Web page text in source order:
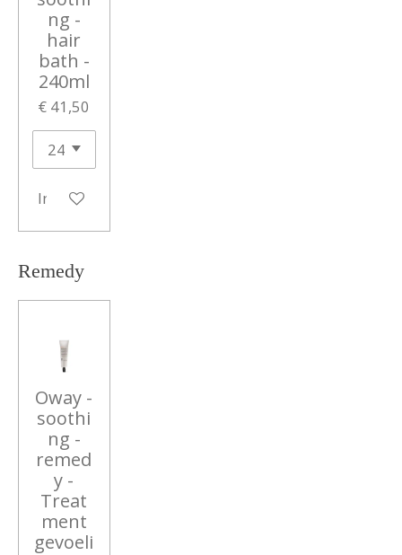
ng -
hair
bath -
240ml
€ 41,50
In winkelwagen
Remedy
Oway -
soothi
ng -
remed
y -
Treat
ment
gevoeli